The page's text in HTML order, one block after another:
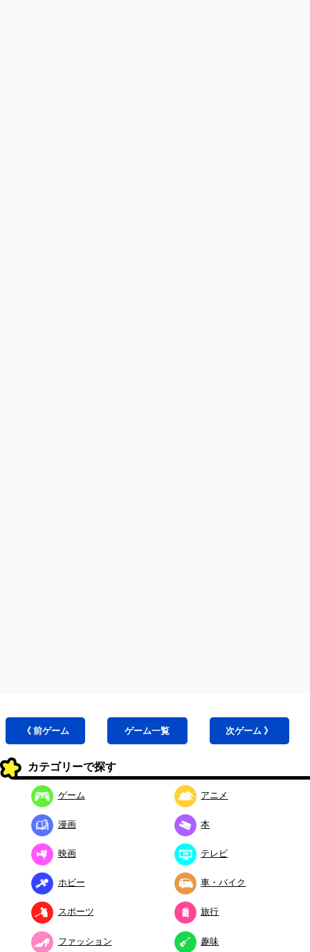
《 前ゲーム ゲーム一覧 次ゲーム 》
カテゴリーで探す
ゲーム アニメ
漫画 本
映画 テレビ
ホビー 車・バイク
スポーツ 旅行
ファッション 趣味